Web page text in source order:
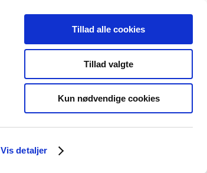
Vis detaljer
Tillad alle cookies
Tillad valgte
Kun nødvendige cookies
Særlige
produktområder